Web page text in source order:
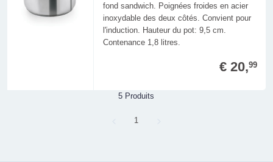
fond sandwich. Poignées froides en acier
inoxydable des deux côtés. Convient pour
l'induction. Hauteur du pot: 9,5 cm.
Contenance 1,8 litres.
€ 20,99
5 Produits
Page
1